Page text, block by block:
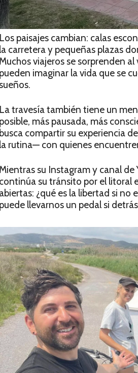
Los paisajes cambian: calas
la carretera y pequeñas plazas
Muchos viajeros se sorprenden
pueden imaginar la vida que se
La travesía también tiene un
posible, más pausada, más
busca compartir su experiencia
la rutina— con quienes
Mientras su Instagram y canal de
continúa su tránsito por el litoral
abiertas: ¿qué es la libertad si
puede llevarnos un pedal si